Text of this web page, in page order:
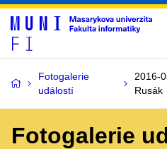
Fotogalerie
událostí
2016-
Rusák
Fotogalerie